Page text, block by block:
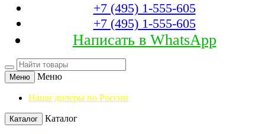
+7 (495) 1-555-605
+7 (495) 1-555-605
Написать в WhatsApp
Меню Меню
Наши дилеры по России
Каталог Каталог